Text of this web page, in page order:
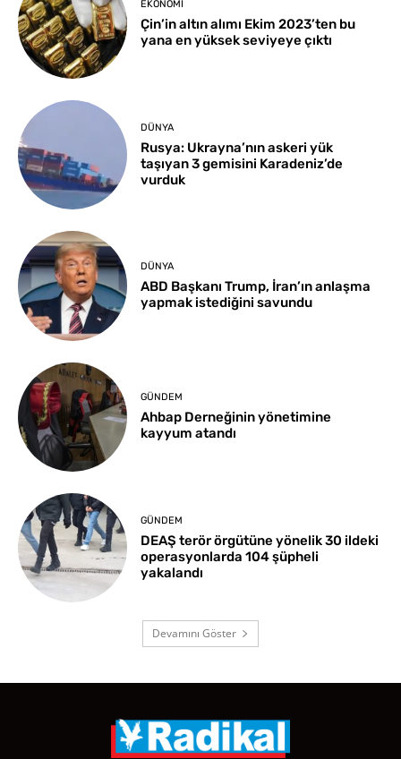
EKONOMI
Çin’in altın alımı Ekim 2023’ten bu
yana en yüksek seviyeye çıktı
DÜNYA
Rusya: Ukrayna’nın askeri yük
taşıyan 3 gemisini Karadeniz’de
vurduk
DÜNYA
ABD Başkanı Trump, İran’ın anlaşma
yapmak istediğini savundu
GÜNDEM
Ahbap Derneğinin yönetimine
kayyum atandı
GÜNDEM
DEAŞ terör örgütüne yönelik 30 ildeki
operasyonlarda 104 şüpheli
yakalandı
Devamını Göster